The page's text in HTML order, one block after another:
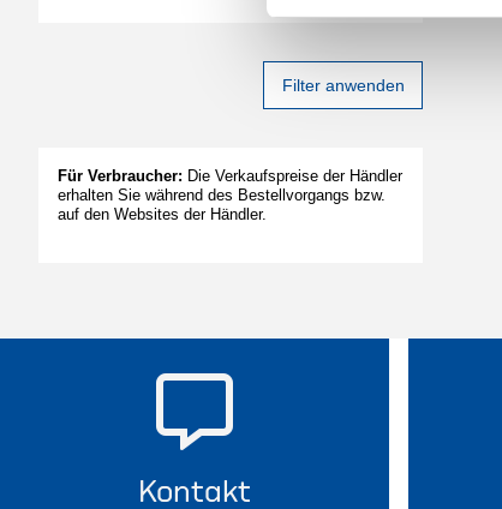
Filter anwenden
Für Verbraucher: Die Verkaufspreise der Händler
erhalten Sie während des Bestellvorgangs bzw.
auf den Websites der Händler.
Kontakt